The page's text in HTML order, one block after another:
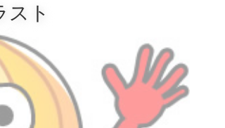
スト